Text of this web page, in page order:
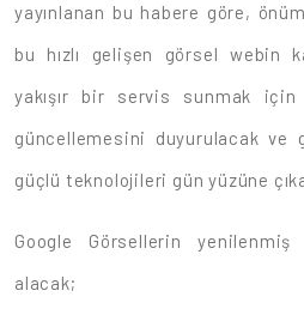
yayınlanan bu habere göre,
bu hızlı gelişen görsel webin
yakışır bir servis sunmak
güncellemesini duyurulacak ve
güçlü teknolojileri gün yüzüne
Google Görsellerin yenilenmiş
alacak;